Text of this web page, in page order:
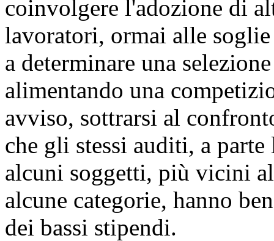
coinvolgere l'adozione di
lavoratori, ormai alle
a determinare una
alimentando una
avviso, sottrarsi al
che gli stessi auditi, a parte
alcuni soggetti, più vicini
alcune categorie, hanno
dei bassi stipendi.